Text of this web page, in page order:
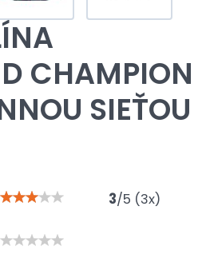
CHAMPION
SIEŤOU
3/5 (3x)